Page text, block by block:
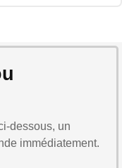
dessous, un
immédiatement.